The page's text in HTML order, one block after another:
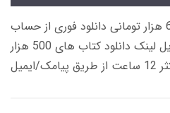
زمان تحویل کتاب های 600 هزار تومانی دانلود فوری از حساب
کاربری می باشد، و زمان تحویل لینک دانلود کتاب های 500 هزار